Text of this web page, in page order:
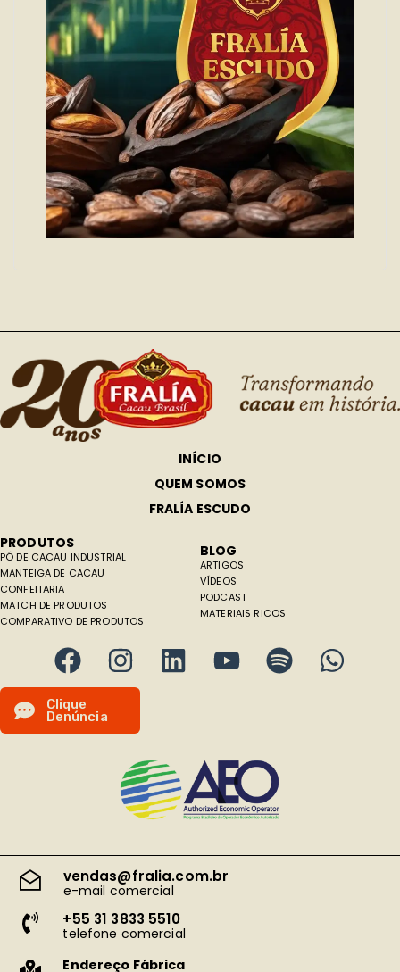
INÍCIO
QUEM SOMOS
FRALÍA ESCUDO
PRODUTOS
PÓ DE CACAU INDUSTRIAL
MANTEIGA DE CACAU
CONFEITARIA
MATCH DE PRODUTOS
COMPARATIVO DE PRODUTOS
BLOG
ARTIGOS
VÍDEOS
PODCAST
MATERIAIS RICOS
Clique
Denúncia
vendas@fralia.com.br
e-mail comercial
+55 31 3833 5510
telefone comercial
Endereço Fábrica